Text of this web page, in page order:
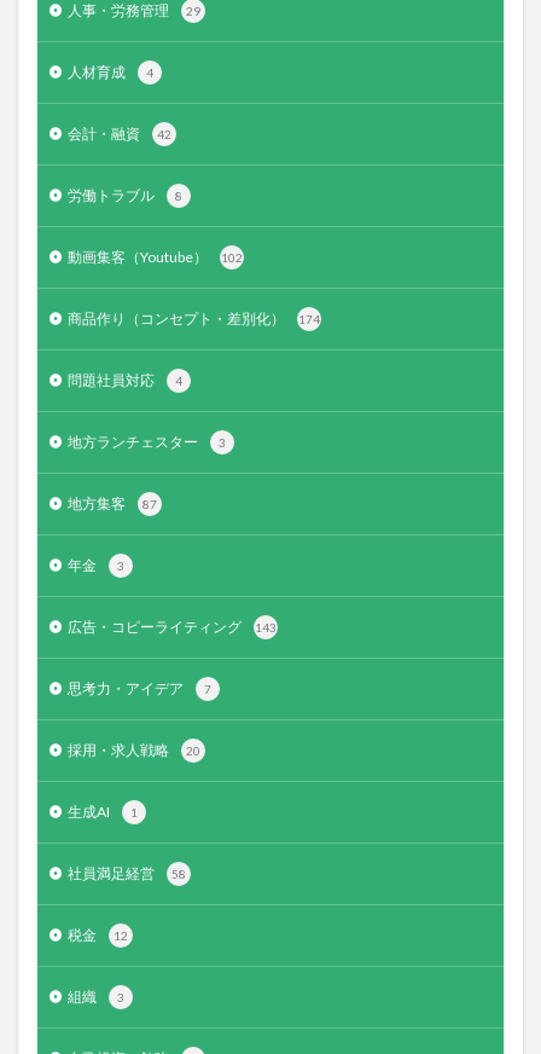
人事・労務管理 29
人材育成 4
会計・融資 42
労働トラブル 8
動画集客（Youtube） 102
商品作り（コンセプト・差別化） 174
問題社員対応 4
地方ランチェスター 3
地方集客 87
年金 3
広告・コピーライティング 143
思考力・アイデア 7
採用・求人戦略 20
生成AI 1
社員満足経営 58
税金 12
組織 3